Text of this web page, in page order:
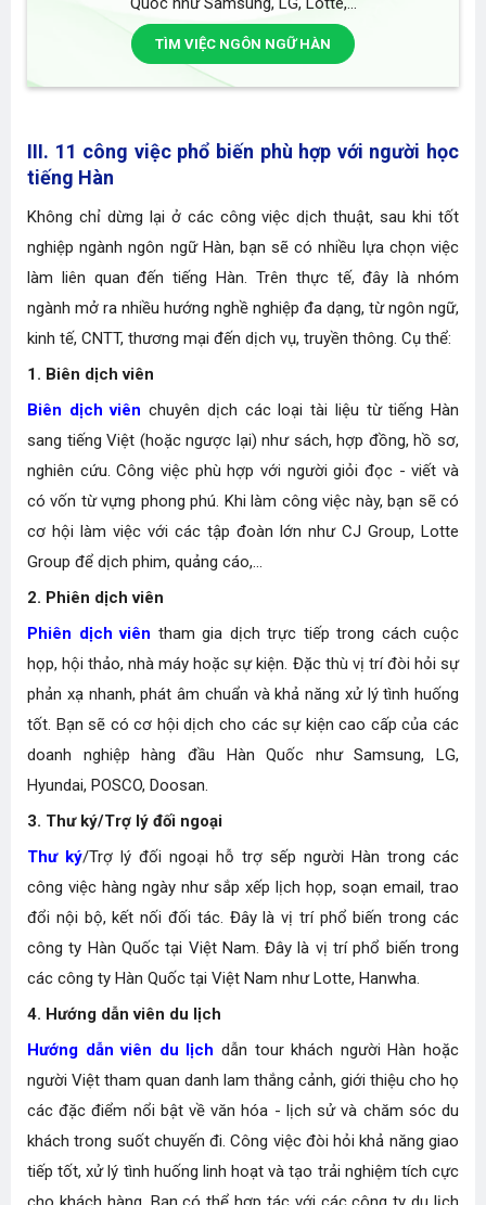
TÌM VIỆC NGÔN NGỮ HÀN
III. 11 công việc phổ biến phù hợp với người học
tiếng Hàn
Không chỉ dừng lại ở các công việc dịch thuật, sau khi tốt
nghiệp ngành ngôn ngữ Hàn, bạn sẽ có nhiều lựa chọn việc
làm liên quan đến tiếng Hàn. Trên thực tế, đây là nhóm
ngành mở ra nhiều hướng nghề nghiệp đa dạng, từ ngôn ngữ,
kinh tế, CNTT, thương mại đến dịch vụ, truyền thông. Cụ thể:
1. Biên dịch viên
Biên dịch viên chuyên dịch các loại tài liệu từ tiếng Hàn
sang tiếng Việt (hoặc ngược lại) như sách, hợp đồng, hồ sơ,
nghiên cứu. Công việc phù hợp với người giỏi đọc - viết và
có vốn từ vựng phong phú. Khi làm công việc này, bạn sẽ có
cơ hội làm việc với các tập đoàn lớn như CJ Group, Lotte
Group để dịch phim, quảng cáo,...
2. Phiên dịch viên
Phiên dịch viên tham gia dịch trực tiếp trong cách cuộc
họp, hội thảo, nhà máy hoặc sự kiện. Đặc thù vị trí đòi hỏi sự
phản xạ nhanh, phát âm chuẩn và khả năng xử lý tình huống
tốt. Bạn sẽ có cơ hội dịch cho các sự kiện cao cấp của các
doanh nghiệp hàng đầu Hàn Quốc như Samsung, LG,
Hyundai, POSCO, Doosan.
3. Thư ký/Trợ lý đối ngoại
Thư ký/Trợ lý đối ngoại hỗ trợ sếp người Hàn trong các
công việc hàng ngày như sắp xếp lịch họp, soạn email, trao
đổi nội bộ, kết nối đối tác. Đây là vị trí phổ biến trong các
công ty Hàn Quốc tại Việt Nam. Đây là vị trí phổ biến trong
các công ty Hàn Quốc tại Việt Nam như Lotte, Hanwha.
4. Hướng dẫn viên du lịch
Hướng dẫn viên du lịch dẫn tour khách người Hàn hoặc
người Việt tham quan danh lam thắng cảnh, giới thiệu cho họ
các đặc điểm nổi bật về văn hóa - lịch sử và chăm sóc du
khách trong suốt chuyến đi. Công việc đòi hỏi khả năng giao
tiếp tốt, xử lý tình huống linh hoạt và tạo trải nghiệm tích cực